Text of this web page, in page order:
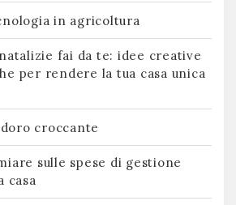
in agricoltura
fai da te: idee creative
per rendere la tua casa unica
croccante
sulle spese di gestione
casa